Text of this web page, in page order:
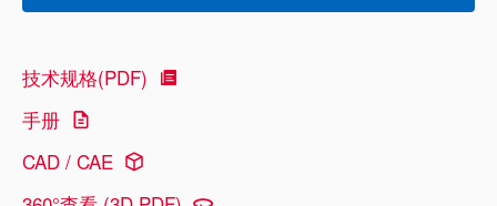
技术规格(PDF)
手册
CAD / CAE